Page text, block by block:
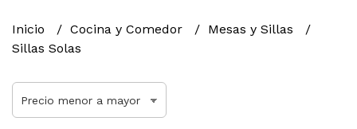
Inicio Cocina y Comedor
Mesas y Sillas
Sillas Solas